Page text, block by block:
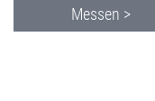
Messen >